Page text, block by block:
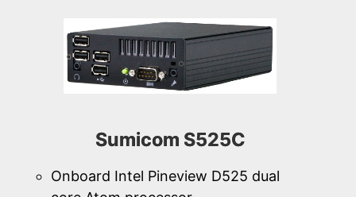
Sumicom S525C
Onboard Intel Pineview D525 dual